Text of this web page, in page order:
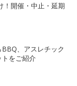
！開催・中止・延期
、アスレチック
をご紹介